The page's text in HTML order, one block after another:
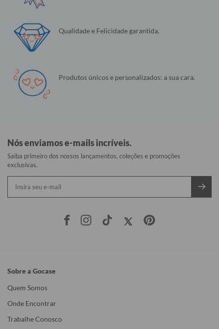
Qualidade e Felicidade garantida.
Produtos únicos e personalizados: a sua cara.
Nós enviamos e-mails incríveis.
Saiba primeiro dos nossos lançamentos, coleções e promoções
exclusivas.
Sobre a Gocase
Quem Somos
Onde Encontrar
Trabalhe Conosco